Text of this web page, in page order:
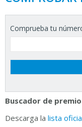
Comprueba tu
Buscador de
Descarga la lista